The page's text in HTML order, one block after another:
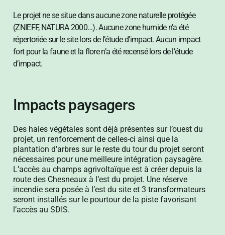
Le projet ne se situe dans aucune zone naturelle protégée
(ZNIEFF, NATURA 2000…). Aucune zone humide n’a été
répertoriée sur le site lors de l’étude d’impact. Aucun impact
fort pour la faune et la flore n’a été recensé lors de l’étude
d’impact.
Impacts paysagers
Des haies végétales sont déjà présentes sur l’ouest du
projet, un renforcement de celles-ci ainsi que la
plantation d’arbres sur le reste du tour du projet seront
nécessaires pour une meilleure intégration paysagère.
L’accès au champs agrivoltaïque est à créer depuis la
route des Chesneaux à l’est du projet. Une réserve
incendie sera posée à l’est du site et 3 transformateurs
seront installés sur le pourtour de la piste favorisant
l’accès au SDIS.